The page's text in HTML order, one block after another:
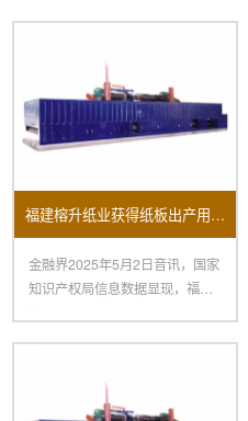
福建榕升纸业获得纸板出产用涂胶机及其烘干设备专利
金融界2025年5月2日音讯，国家
知识产权局信息数据显现，福建